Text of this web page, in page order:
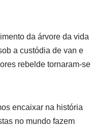
da árvore da vida
a custódia de van e
rebelde tornaram-se
encaixar na história
no mundo fazem